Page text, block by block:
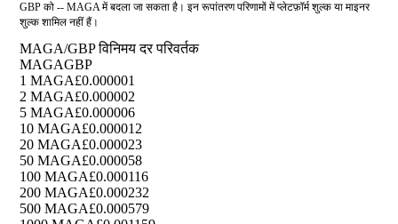
GBP को -- MAGA में बदला जा सकता है। इन रूपांतरण परिणामों में प्लेटफ़ॉर्म शुल्क या माइनर
शुल्क शामिल नहीं हैं।
MAGA/GBP विनिमय दर परिवर्तक
MAGAGBP
1 MAGA£0.000001
2 MAGA£0.000002
5 MAGA£0.000006
10 MAGA£0.000012
20 MAGA£0.000023
50 MAGA£0.000058
100 MAGA£0.000116
200 MAGA£0.000232
500 MAGA£0.000579